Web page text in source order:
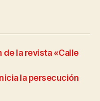
de la revista «Calle
la persecución